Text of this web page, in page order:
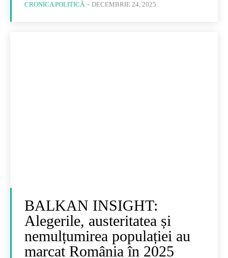
CRONICA POLITICĂ - DECEMBRIE 24, 2025
BALKAN INSIGHT:
Alegerile, austeritatea și
nemulțumirea populației au
marcat România în 2025